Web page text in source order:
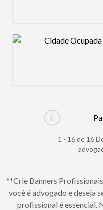
Go to
1 - 16 de 16
**Crie Banners
você é advogado e deseja
profissional é essencial.